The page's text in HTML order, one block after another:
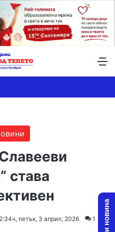
става
петък, 3 април, 2026 1